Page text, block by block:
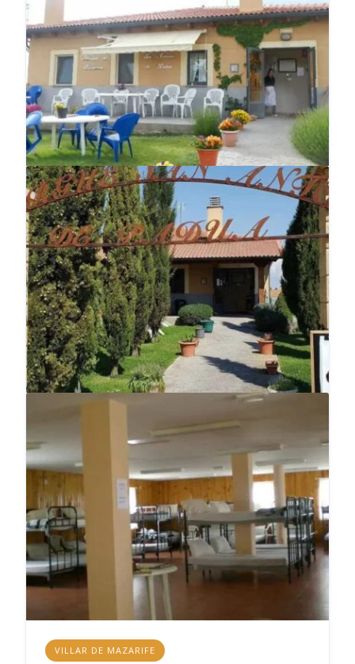
VILLAR DE MAZARIFE